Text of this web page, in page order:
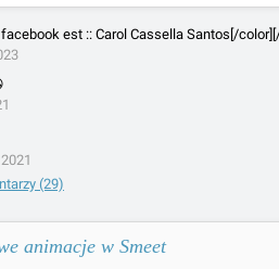
est :: Carol Cassella Santos[/
(29)
animacje w Smeet